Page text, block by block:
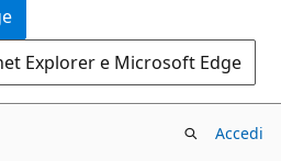
Explorer e Microsoft Edge
Accedi